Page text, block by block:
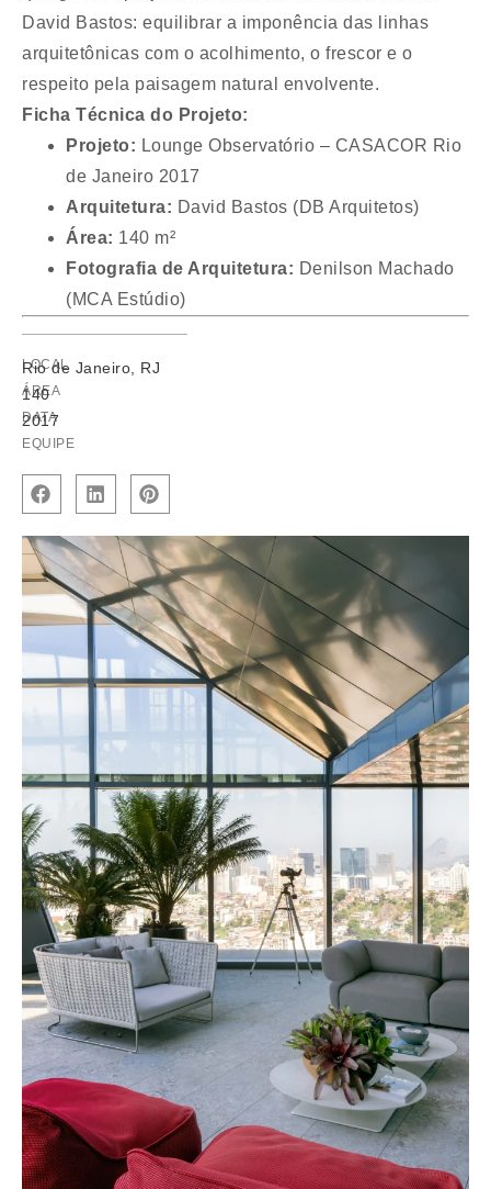
David Bastos: equilibrar a imponência das linhas
arquitetônicas com o acolhimento, o frescor e o
respeito pela paisagem natural envolvente.
Ficha Técnica do Projeto:
Projeto: Lounge Observatório – CASACOR Rio
de Janeiro 2017
Arquitetura: David Bastos (DB Arquitetos)
Área: 140 m²
Fotografia de Arquitetura: Denilson Machado
(MCA Estúdio)
LOCAL
Rio de Janeiro, RJ
ÁREA
140
DATA
2017
EQUIPE